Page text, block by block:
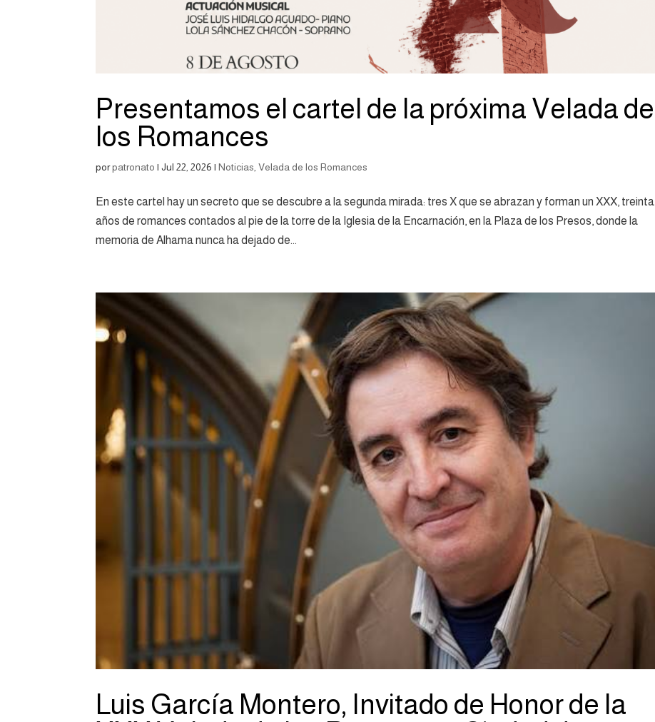
Presentamos el cartel de la próxima Velada de
los Romances
porpatronato |Jul 22, 2026 |Noticias ,Velada de los Romances
En este cartel hay un secreto que se descubre a la segunda mirada: tres X que se abrazan y forman un XXX, treinta
años de romances contados al pie de la torre de la Iglesia de la Encarnación, en la Plaza de los Presos, donde la
memoria de Alhama nunca ha dejado de...
Luis García Montero, Invitado de Honor de la